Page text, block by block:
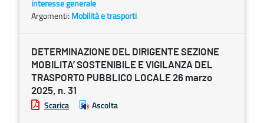
interesse generale
Argomenti: Mobilità e trasporti
DETERMINAZIONE DEL DIRIGENTE SEZIONE
MOBILITA’ SOSTENIBILE E VIGILANZA DEL
TRASPORTO PUBBLICO LOCALE 26 marzo
2025, n. 31
Scarica Ascolta